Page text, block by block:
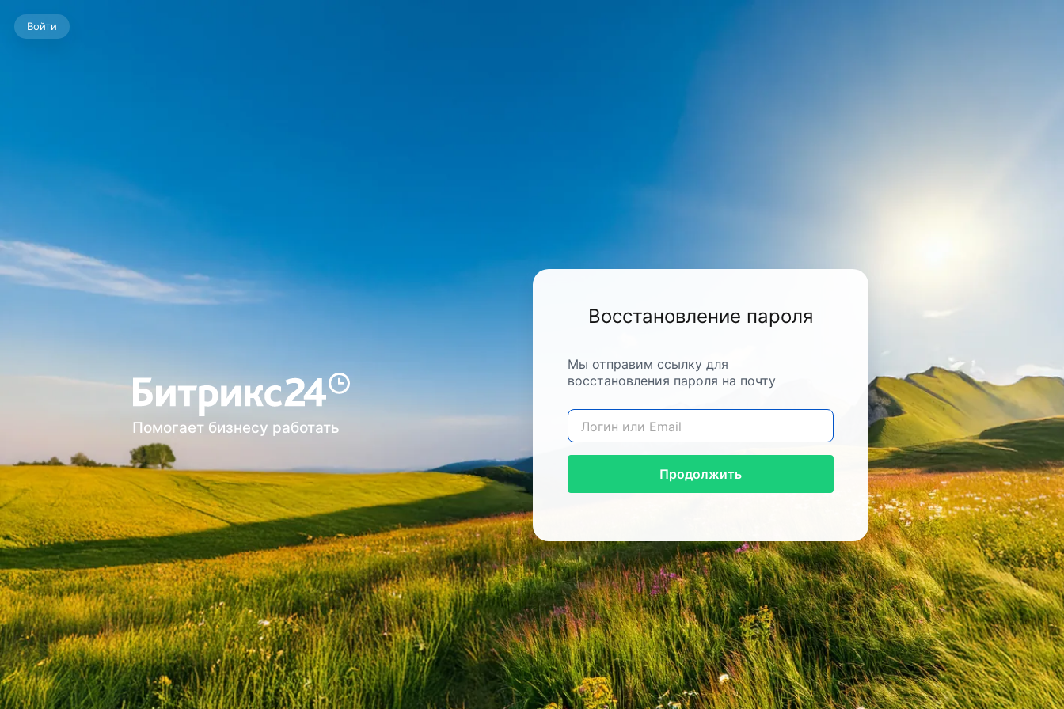
Войти
Помогает бизнесу работать
Восстановление пароля
Мы отправим ссылку для
восстановления пароля на почту
Продолжить